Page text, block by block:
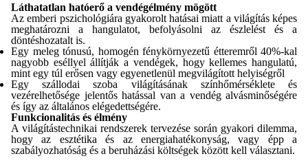
Láthatatlan hatóerő a vendégélmény mögött
Az emberi pszichológiára gyakorolt hatásai miatt a világítás képes
meghatározni a hangulatot, befolyásolni az észlelést és a
döntéshozatalt is.
Egy meleg tónusú, homogén fénykörnyezetű étteremről 40%-kal
nagyobb eséllyel állítják a vendégek, hogy kellemes hangulatú,
mint egy túl erősen vagy egyenetlenül megvilágított helyiségről
Egy szállodai szoba világításának színhőmérséklete és
vezérelhetősége jelentős hatással van a vendég alvásminőségére
és így az általános elégedettségére.
Funkcionalitás és élmény
A világítástechnikai rendszerek tervezése során gyakori dilemma,
hogy az esztétika és az energiahatékonyság, vagy épp a
szabályozhatóság és a beruházási költségek között kell választani.